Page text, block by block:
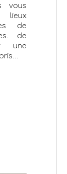
vous
de
de
une